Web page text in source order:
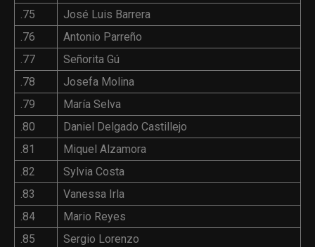
.75
José Luis Barrera
.76
Antonio Parreño
.77
Señorita Gú
.78
Josefa Molina
.79
María Selva
.80
Daniel Delgado Castillejo
.81
Miquel Alzamora
.82
Sylvia Costa
.83
Vanessa Irla
.84
Mario Reyes
.85
Sergio Lorenzo